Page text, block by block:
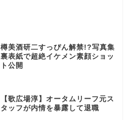
樽美酒研二すっぴん解禁!?写真集
裏表紙で超絶イケメン素顔ショッ
ト公開
【歌広場淳】オータムリーフ元ス
タッフが内情を暴露して退職